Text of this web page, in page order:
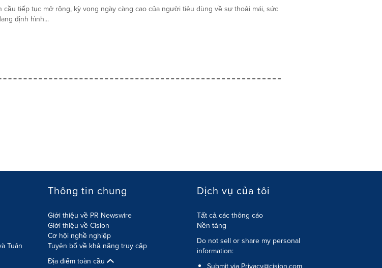
cầu tiếp tục mở rộng, kỳ vọng ngày càng cao của người tiêu dùng về sự thoải mái, sức
định hình...
Tuân
Thông tin chung
Giới thiệu về PR Newswire
Giới thiệu về Cision
Cơ hội nghề nghiệp
Tuyên bố về khả năng truy cập
Địa điểm toàn cầu
Dịch vụ của tôi
Tất cả các thông cáo
Nền tảng
Do not sell or share my personal
information: